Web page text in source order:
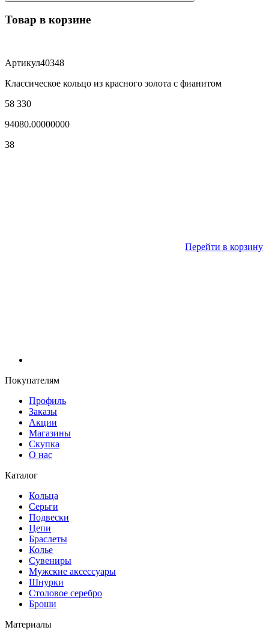
Товар в корзине
Артикул40348
Классическое кольцо из красного золота с фианитом
58 330
94080.00000000
38
Перейти в корзину
Покупателям
Профиль
Заказы
Акции
Магазины
Скупка
О нас
Каталог
Кольца
Серьги
Подвески
Цепи
Браслеты
Колье
Сувениры
Мужские аксессуары
Шнурки
Столовое серебро
Броши
Материалы